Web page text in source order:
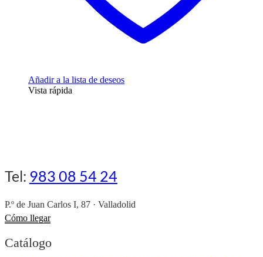
Añadir a la lista de deseos
Vista rápida
Tel: 983 08 54 24
P.º de Juan Carlos I, 87 · Valladolid
Cómo llegar
Catálogo